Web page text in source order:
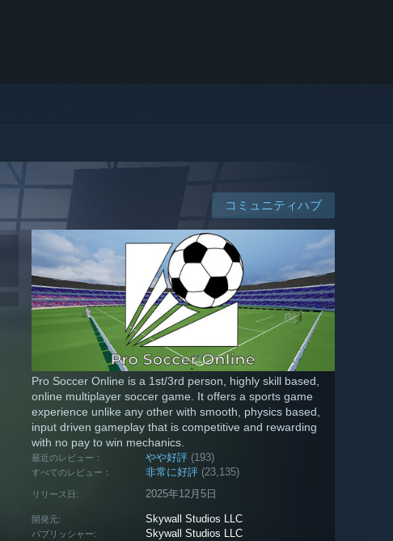
コミュニティハブ
Pro Soccer Online is a 1st/3rd person, highly skill based,
online multiplayer soccer game. It offers a sports game
experience unlike any other with smooth, physics based,
input driven gameplay that is competitive and rewarding
with no pay to win mechanics.
最近のレビュー： やや好評 (193)
すべてのレビュー： 非常に好評 (23,135)
リリース日: 2025年12月5日
開発元: Skywall Studios LLC
パブリッシャー: Skywall Studios LLC